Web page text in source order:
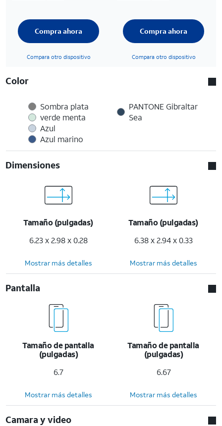
Compra ahora
Compara otro dispositivo
Compra ahora
Compara otro dispositivo
Color
Sombra plata
verde menta
Azul
Azul marino
PANTONE Gibraltar
Sea
Dimensiones
Tamaño (pulgadas)
6.23 x 2.98 x 0.28
Tamaño (pulgadas)
6.38 x 2.94 x 0.33
Mostrar más detalles Mostrar más detalles
Pantalla
Tamaño de pantalla
(pulgadas)
6.7
Tamaño de pantalla
(pulgadas)
6.67
Mostrar más detalles Mostrar más detalles
Camara y video